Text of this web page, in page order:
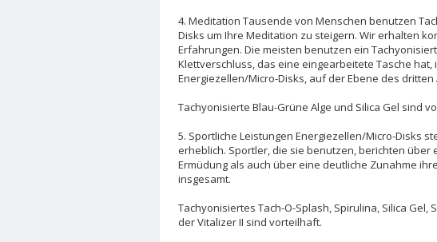
4. Meditation Tausende von Menschen benutzen
Disks um Ihre Meditation zu steigern. Wir erhalten
Erfahrungen. Die meisten benutzen ein
Klettverschluss, das eine eingearbeitete Tasche hat,
Energiezellen/Micro-Disks, auf der Ebene des
Tachyonisierte Blau-Grüne Alge und Silica Gel sind
5. Sportliche Leistungen Energiezellen/Micro-Disks
erheblich. Sportler, die sie benutzen, berichten über
Ermüdung als auch über eine deutliche Zunahme
insgesamt.
Tachyonisiertes Tach-O-Splash, Spirulina, Silica Gel,
der Vitalizer II sind vorteilhaft.